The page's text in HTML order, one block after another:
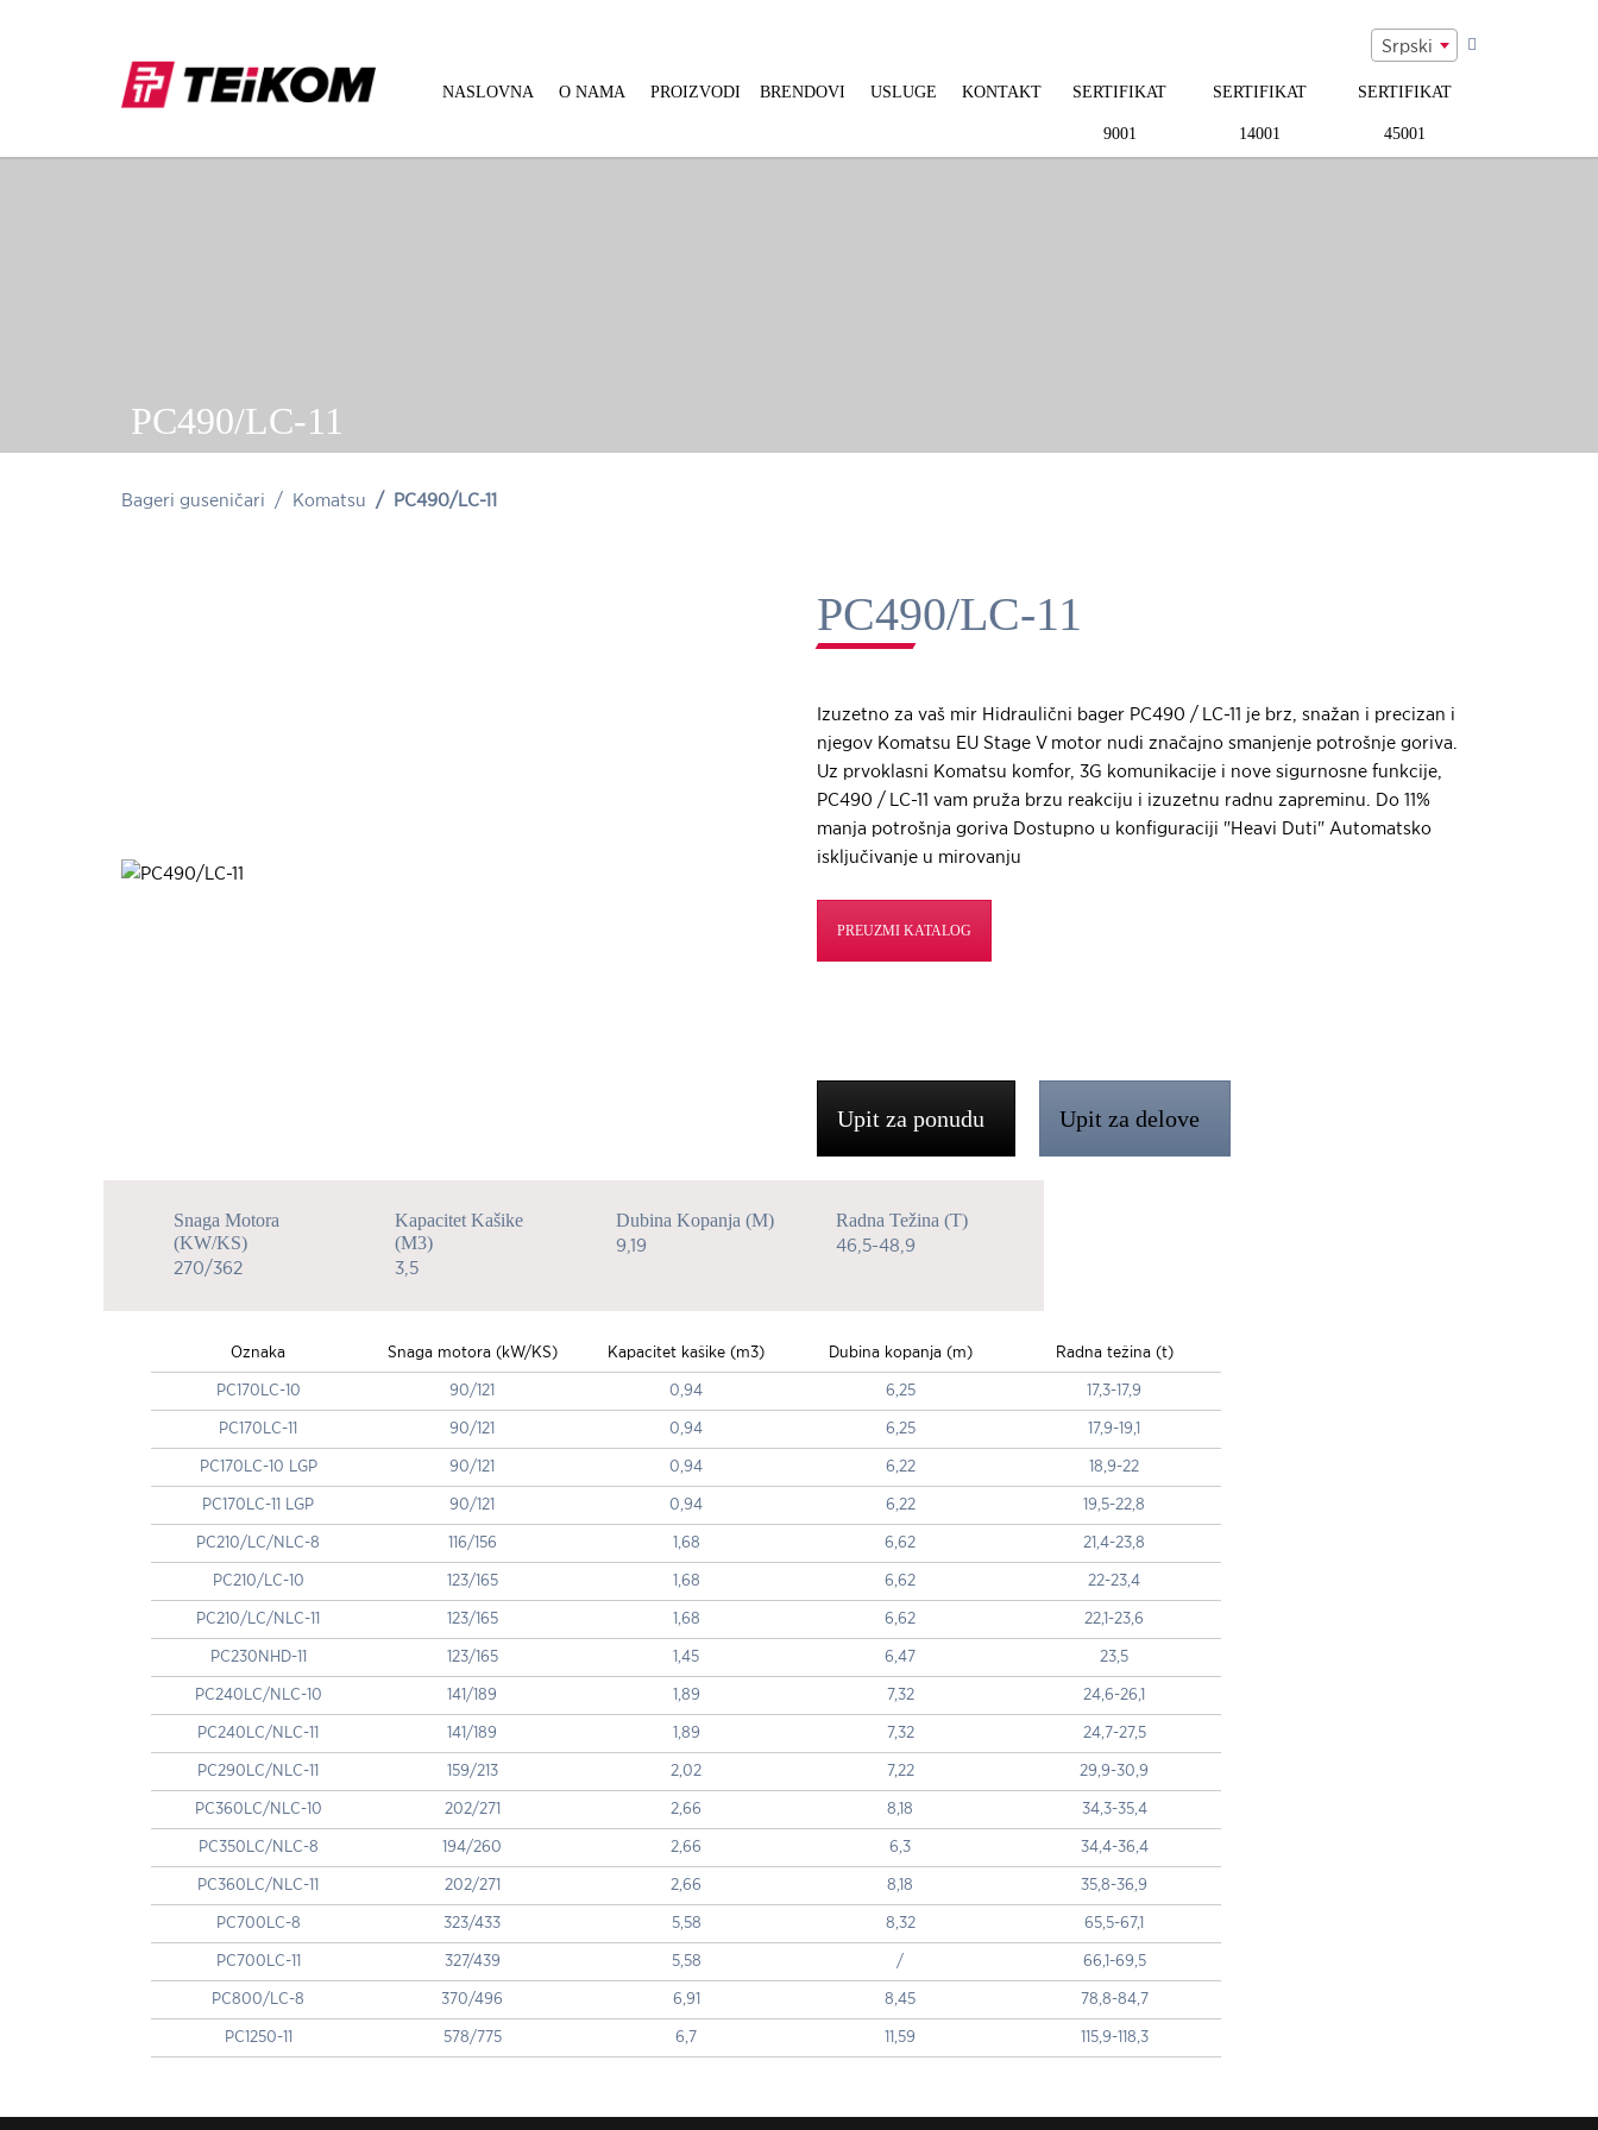
Srpski
NASLOVNA O NAMA PROIZVODI BRENDOVI USLUGE KONTAKT SERTIFIKAT
9001
SERTIFIKAT
14001
SERTIFIKAT
45001
PC490/LC-11
Bageri guseničari Komatsu PC490/LC-11
PC490/LC-11
Izuzetno za vaš mir Hidraulični bager PC490 / LC-11 je brz, snažan i precizan i
njegov Komatsu EU Stage V motor nudi značajno smanjenje potrošnje goriva.
Uz prvoklasni Komatsu komfor, 3G komunikacije i nove sigurnosne funkcije,
PC490 / LC-11 vam pruža brzu reakciju i izuzetnu radnu zapreminu. Do 11%
manja potrošnja goriva Dostupno u konfiguraciji "Heavi Duti" Automatsko
isključivanje u mirovanju
PREUZMI KATALOG
Upit za ponudu Upit za delove
Snaga Motora
(kW/KS)
270/362
Kapacitet Kašike
(m3)
3,5
Dubina Kopanja (m)
9,19
Radna Težina (t)
46,5-48,9
Oznaka Snaga motora (kW/KS) Kapacitet kašike (m3) Dubina kopanja (m) Radna težina (t)
PC170LC-10 90/121 0,94 6,25 17,3-17,9
PC170LC-11 90/121 0,94 6,25 17,9-19,1
PC170LC-10 LGP 90/121 0,94 6,22 18,9-22
PC170LC-11 LGP 90/121 0,94 6,22 19,5-22,8
PC210/LC/NLC-8 116/156 1,68 6,62 21,4-23,8
PC210/LC-10 123/165 1,68 6,62 22-23,4
PC210/LC/NLC-11 123/165 1,68 6,62 22,1-23,6
PC230NHD-11 123/165 1,45 6,47 23,5
PC240LC/NLC-10 141/189 1,89 7,32 24,6-26,1
PC240LC/NLC-11 141/189 1,89 7,32 24,7-27,5
PC290LC/NLC-11 159/213 2,02 7,22 29,9-30,9
PC360LC/NLC-10 202/271 2,66 8,18 34,3-35,4
PC350LC/NLC-8 194/260 2,66 6,3 34,4-36,4
PC360LC/NLC-11 202/271 2,66 8,18 35,8-36,9
PC700LC-8 323/433 5,58 8,32 65,5-67,1
PC700LC-11 327/439 5,58 / 66,1-69,5
PC800/LC-8 370/496 6,91 8,45 78,8-84,7
PC1250-11 578/775 6,7 11,59 115,9-118,3